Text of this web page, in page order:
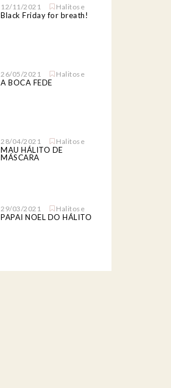
12/11/2021 Halitose
Black Friday for breath!
26/05/2021 Halitose
A BOCA FEDE
28/04/2021 Halitose
MAU HÁLITO DE
MÁSCARA
29/03/2021 Halitose
PAPAI NOEL DO HÁLITO